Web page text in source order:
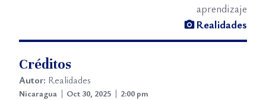
aprendizaje
Realidades
Créditos
Autor: Realidades
Nicaragua Oct 30, 2025 2:00 pm